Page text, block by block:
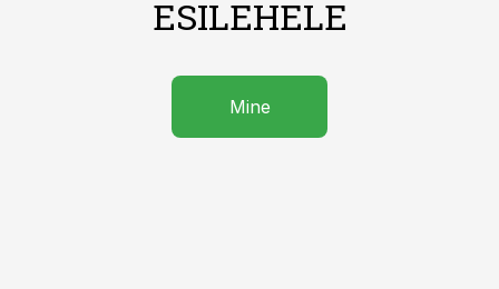
ESILEHELE
Mine